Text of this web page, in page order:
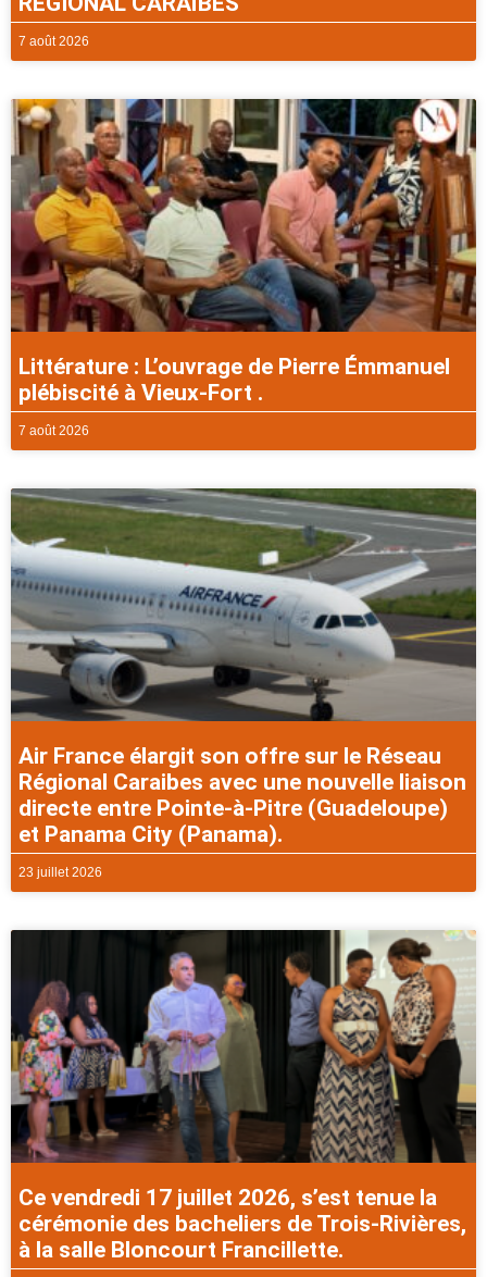
7 août 2026
Littérature : L’ouvrage de Pierre Émmanuel
plébiscité à Vieux-Fort .
7 août 2026
Air France élargit son offre sur le Réseau
Régional Caraibes avec une nouvelle liaison
directe entre Pointe-à-Pitre (Guadeloupe)
et Panama City (Panama).
23 juillet 2026
Ce vendredi 17 juillet 2026, s’est tenue la
cérémonie des bacheliers de Trois-Rivières,
à la salle Bloncourt Francillette.